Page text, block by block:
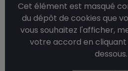
Cet élément est masqué
du dépôt de cookies que
vous souhaitez l'afficher,
votre accord en
dessous.